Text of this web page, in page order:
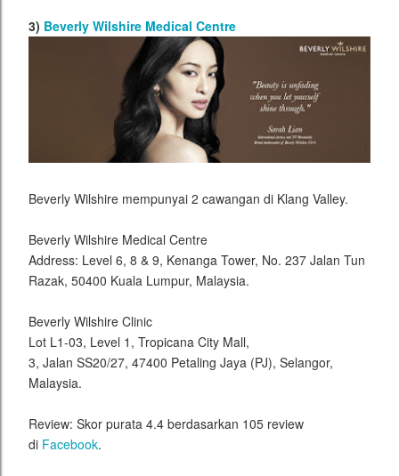
3) Beverly Wilshire Medical Centre
Beverly Wilshire mempunyai 2 cawangan di Klang Valley.
Beverly Wilshire Medical Centre
Address: Level 6, 8 & 9, Kenanga Tower, No. 237 Jalan Tun
Razak, 50400 Kuala Lumpur, Malaysia.
Beverly Wilshire Clinic
Lot L1-03, Level 1, Tropicana City Mall,
3, Jalan SS20/27, 47400 Petaling Jaya (PJ), Selangor,
Malaysia.
Review: Skor purata 4.4 berdasarkan 105 review
di Facebook.